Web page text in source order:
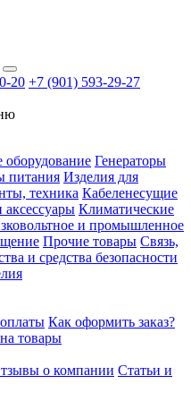
20 +7 (901) 593-29-27
Генераторы
питания Изделия для
техника Кабеленесущие
Климатические
и промышленное
Прочие товары Связь,
и средства безопасности
Как оформить заказ?
товары
о компании Статьи и